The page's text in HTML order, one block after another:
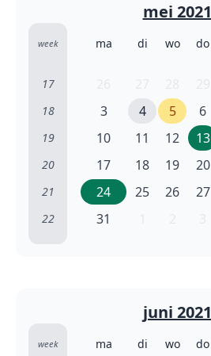
mei 2021
week ma di wo do
17
18 3 4 5 6
19 10 11 12 13
20 17 18 19 20
21 24 25 26 27
22 31
juni 2021
week ma di wo do